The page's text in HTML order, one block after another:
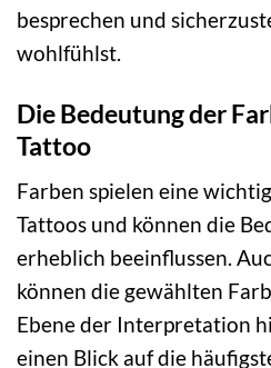
besprechen und
wohlfühlst.
Die Bedeutung der
Tattoo
Farben spielen eine
Tattoos und können die
erheblich beeinflussen.
können die gewählten
Ebene der Interpretation
einen Blick auf die